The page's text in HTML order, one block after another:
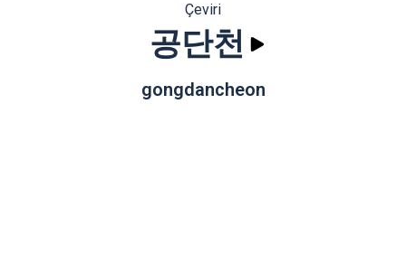
Çeviri
공단천
gongdancheon